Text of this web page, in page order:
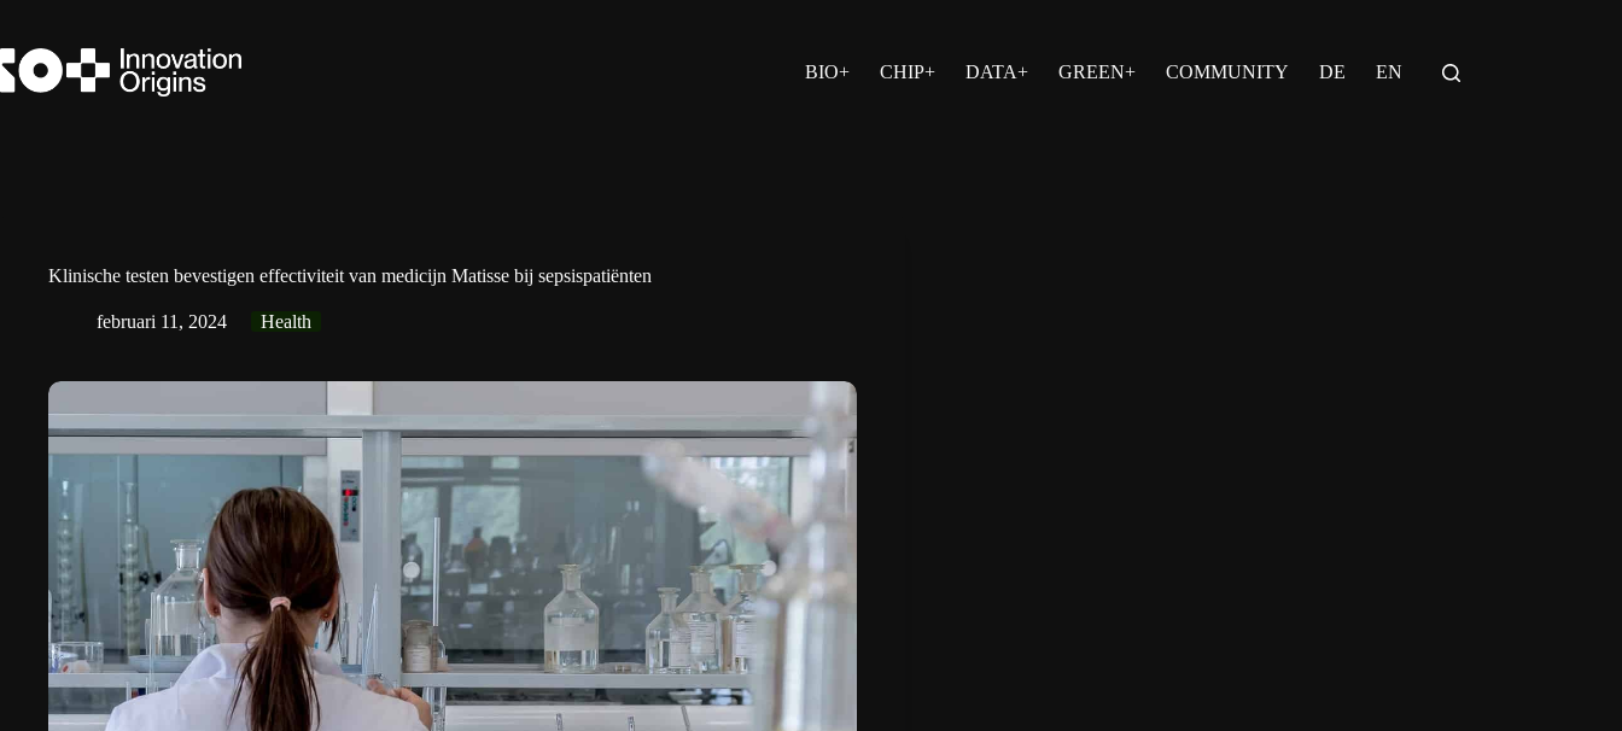
de
inhoud
BIO+ CHIP+ DATA+ GREEN+ COMMUNITY DE EN
Klinische testen bevestigen effectiviteit van medicijn Matisse bij sepsispatiënten
februari 11, 2024 Health